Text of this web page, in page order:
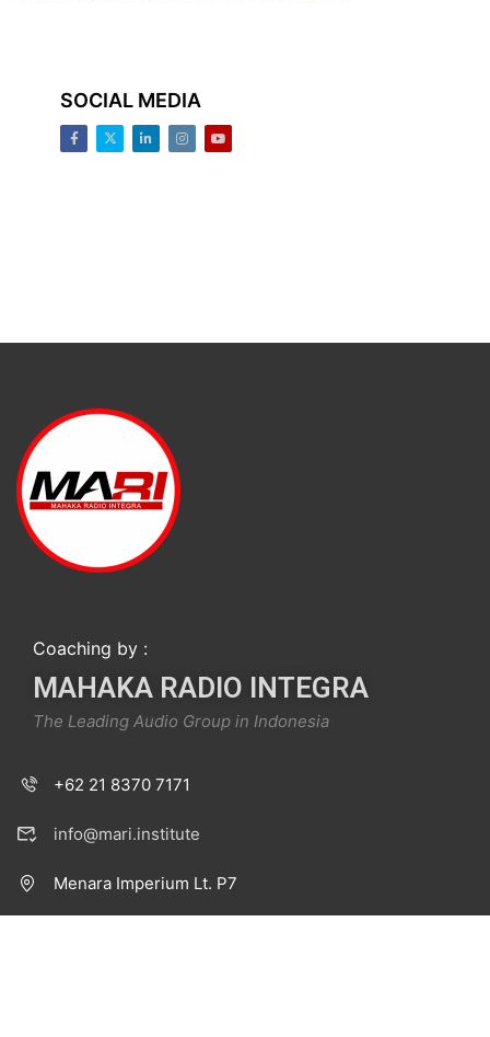
SOCIAL MEDIA
Coaching by :
MAHAKA RADIO INTEGRA
The Leading Audio Group in Indonesia
+62 21 8370 7171
info@mari.institute
Menara Imperium Lt. P7